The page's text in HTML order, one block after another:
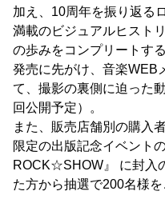
加え、10周年を振り返る
満載のビジュアルヒスト
の歩みをコンプリートす
発売に先がけ、音楽WEB
て、撮影の裏側に迫った
回公開予定）。
また、販売店舗別の購入
限定の出版記念イベント
ROCK☆SHOW』 に封入
た方から抽選で200名様を